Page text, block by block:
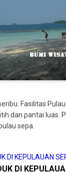
Fasilitas
dan pantai luas.
sepa.
DI